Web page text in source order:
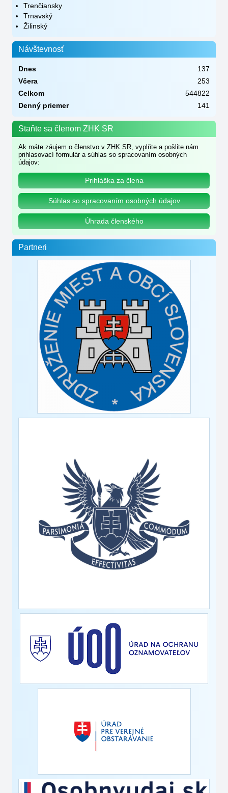
Trenčiansky
Trnavský
Žilinský
Návštevnosť
Dnes
137
Včera
253
Celkom
544822
Denný priemer
141
Staňte sa členom ZHK SR
Ak máte záujem o členstvo v ZHK SR, vyplňte a pošlite nám
prihlasovací formulár a súhlas so spracovaním osobných
údajov:
Prihláška za člena
Súhlas so spracovaním osobných údajov
Úhrada členského
Partneri